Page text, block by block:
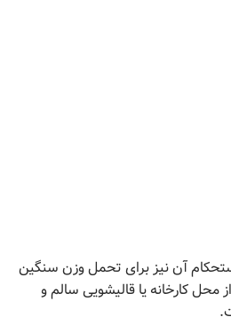
آن نیز برای تحمل وزن سنگین
کارخانه یا قالیشویی سالم و